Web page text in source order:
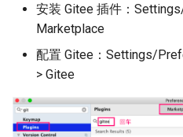
安装 Gitee 插件：
Marketplace
配置 Gitee：Settings/
> Gitee